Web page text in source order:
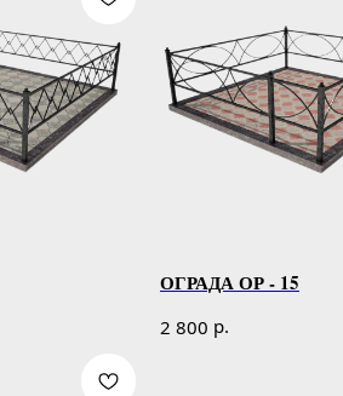
ОГРАДА ОР - 15
2 800 р.